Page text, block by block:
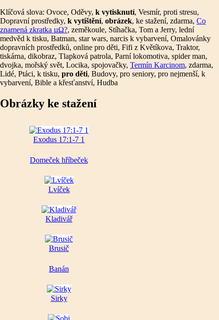
Klíčová slova: Ovoce, Oděvy, k vytisknutí, Vesmír, proti stresu,
Dopravní prostředky, k vytištění, obrázek, ke stažení, zdarma, Co
znamená zkratka µΩ?, zeměkoule, Stíhačka, Tom a Jerry, lední
medvěd k tisku, Batman, star wars, narcis k vybarvení, Omalovánky
dopravních prostředků, online pro děti, Fifi z Květíkova, Traktor,
tiskárna, dikobraz, Tlapková patrola, Parní lokomotiva, spider man,
dvojka, mořský svět, Locika, spojovačky, Termín Karcinom, zdarma,
Lidé, Ptáci, k tisku, pro děti, Budovy, pro seniory, pro nejmenší, k
vybarvení, Bible a křesťanství, Hudba
Obrázky ke stažení
Exodus 17:1-7 1
Domeček hříbeček
Lvíček
Kladivář
Brusič
Banán
Sirky